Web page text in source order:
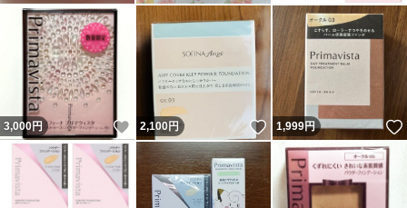
3,000円 いいね！
2,100円 いいね！
1,999円